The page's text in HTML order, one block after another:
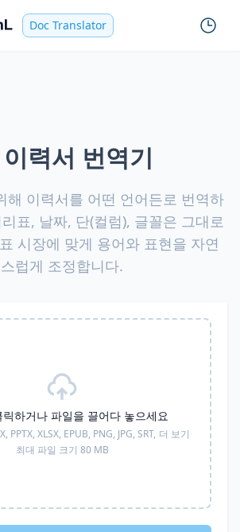
Doc Translator
력서 번역기
해 이력서를 어떤 언어든로 번역하
표, 날짜, 단(컬럼), 글꼴은 그대로
시장에 맞게 용어와 표현을 자연
스럽게 조정합니다.
릭하거나 파일을 끌어다 놓으세요
PPTX, XLSX, EPUB, PNG, JPG, SRT, 더 보기
최대 파일 크기 80 MB